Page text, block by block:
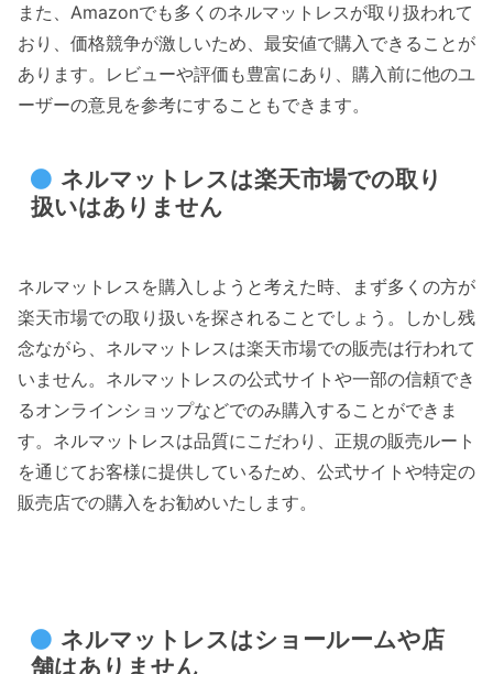
また、Amazonでも多くのネルマットレスが取り扱われて
おり、価格競争が激しいため、最安値で購入できることが
あります。レビューや評価も豊富にあり、購入前に他のユ
ーザーの意見を参考にすることもできます。
ネルマットレスは楽天市場での取り
扱いはありません
ネルマットレスを購入しようと考えた時、まず多くの方が
楽天市場での取り扱いを探されることでしょう。しかし残
念ながら、ネルマットレスは楽天市場での販売は行われて
いません。ネルマットレスの公式サイトや一部の信頼でき
るオンラインショップなどでのみ購入することができま
す。ネルマットレスは品質にこだわり、正規の販売ルート
を通じてお客様に提供しているため、公式サイトや特定の
販売店での購入をお勧めいたします。
ネルマットレスはショールームや店
舗はありません